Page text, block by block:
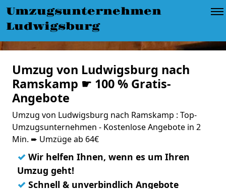
Umzugsunternehmen
Ludwigsburg
Umzug von Ludwigsburg nach
Ramskamp ☛ 100 % Gratis-
Angebote
Umzug von Ludwigsburg nach Ramskamp : Top-
Umzugsunternehmen - Kostenlose Angebote in 2
Min. ➨ Umzüge ab 64€
✓ Wir helfen Ihnen, wenn es um Ihren
Umzug geht!
✓ Schnell & unverbindlich Angebote